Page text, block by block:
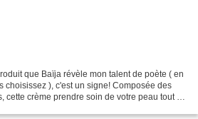
que Baïja révèle mon talent de poète ( en
choisissez ), c'est un signe! Composée des
cette crème prendre soin de votre peau tout en